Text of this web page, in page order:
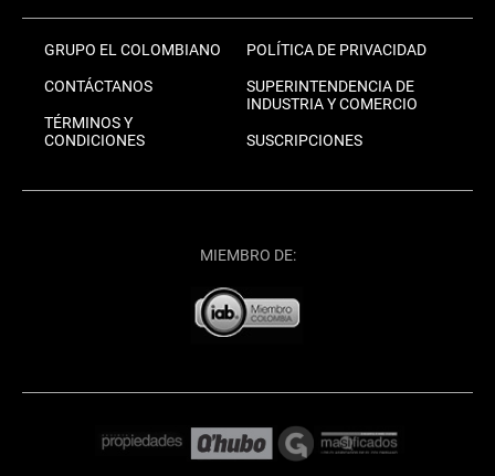
GRUPO EL COLOMBIANO
CONTÁCTANOS
TÉRMINOS Y
CONDICIONES
POLÍTICA DE PRIVACIDAD
SUPERINTENDENCIA DE
INDUSTRIA Y COMERCIO
SUSCRIPCIONES
MIEMBRO DE: